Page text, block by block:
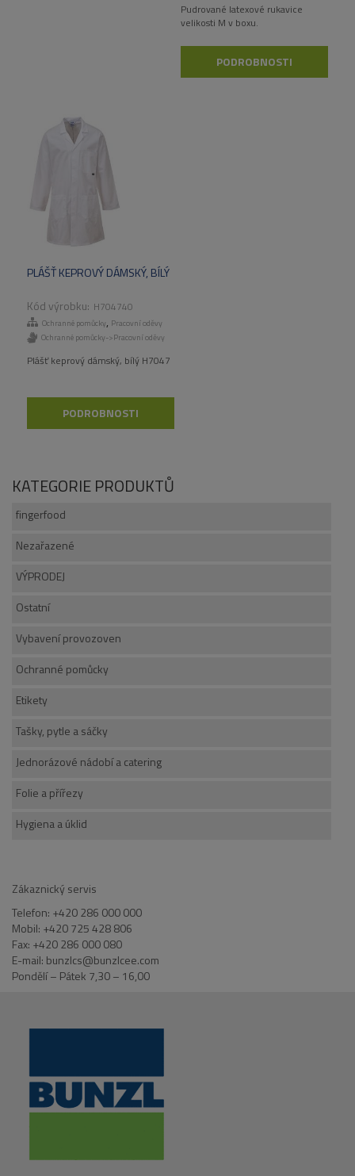
Pudrované latexové rukavice
velikosti M v boxu.
PODROBNOSTI
PLÁŠŤ KEPROVÝ DÁMSKÝ, BÍLÝ
H704740
Ochranné pomůcky, Pracovní oděvy
Ochranné pomůcky->Pracovní oděvy
Plášť keprový dámský, bílý H7047
PODROBNOSTI
KATEGORIE PRODUKTŮ
fingerfood
Nezařazené
VÝPRODEJ
Ostatní
Vybavení provozoven
Ochranné pomůcky
Etikety
Tašky, pytle a sáčky
Jednorázové nádobí a catering
Folie a přířezy
Hygiena a úklid
Zákaznický servis
Telefon: +420 286 000 000
Mobil: +420 725 428 806
Fax: +420 286 000 080
E-mail: bunzlcs@bunzlcee.com
Pondělí – Pátek 7,30 – 16,00